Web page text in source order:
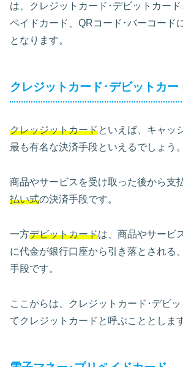
は、クレジットカード･デビットカー
ペイドカード、QRコード･バーコード
となります。
クレジットカード･デビットカー
クレッジットカードといえば、キャッ
最も有名な決済手段といえるでしょう。
商品やサービスを受け取った後から支
払い式の決済手段です。
一方デビットカードは、商品やサービ
に代金が銀行口座から引き落とされる、
手段です。
ここからは、クレジットカード･デビ
てクレジットカードと呼ぶこととします